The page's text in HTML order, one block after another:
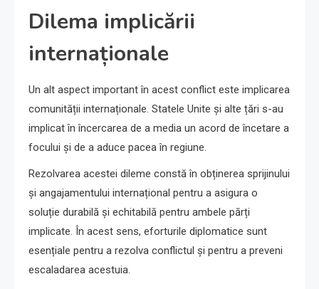
Dilema implicării
internaționale
Un alt aspect important în acest conflict este implicarea
comunității internaționale. Statele Unite și alte țări s-au
implicat în încercarea de a media un acord de încetare a
focului și de a aduce pacea în regiune.
Rezolvarea acestei dileme constă în obținerea sprijinului
și angajamentului internațional pentru a asigura o
soluție durabilă și echitabilă pentru ambele părți
implicate. În acest sens, eforturile diplomatice sunt
esențiale pentru a rezolva conflictul și pentru a preveni
escaladarea acestuia.